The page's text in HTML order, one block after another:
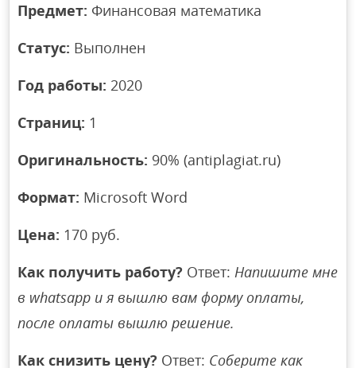
Предмет: Финансовая математика
Статус: Выполнен
Год работы: 2020
Страниц: 1
Оригинальность: 90% (antiplagiat.ru)
Формат: Microsoft Word
Цена: 170 руб.
Как получить работу? Ответ:Напишите мне
в whatsapp и я вышлю вам форму оплаты,
после оплаты вышлю решение.
Как снизить цену? Ответ: Соберите как